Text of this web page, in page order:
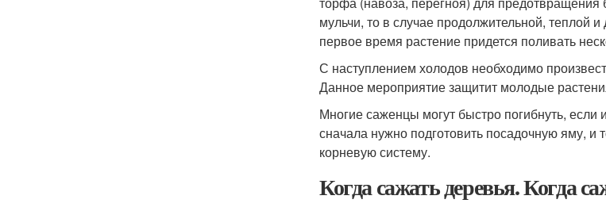
мульчи, то в случае продолжительной, теплой
первое время растение придется поливать
С наступлением холодов необходимо
Данное мероприятие защитит молодые
Многие саженцы могут быстро погибнуть,
сначала нужно подготовить посадочную яму, и
корневую систему.
Когда сажать деревья. Когда